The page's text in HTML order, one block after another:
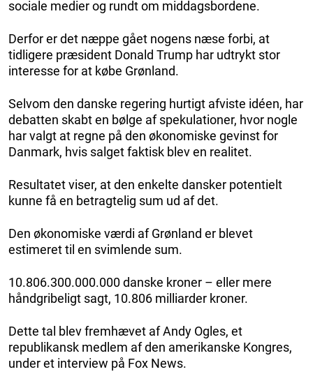
sociale medier og rundt om middagsbordene.
Derfor er det næppe gået nogens næse forbi, at
tidligere præsident Donald Trump har udtrykt stor
interesse for at købe Grønland.
Selvom den danske regering hurtigt afviste idéen, har
debatten skabt en bølge af spekulationer, hvor nogle
har valgt at regne på den økonomiske gevinst for
Danmark, hvis salget faktisk blev en realitet.
Resultatet viser, at den enkelte dansker potentielt
kunne få en betragtelig sum ud af det.
Den økonomiske værdi af Grønland er blevet
estimeret til en svimlende sum.
10.806.300.000.000 danske kroner – eller mere
håndgribeligt sagt, 10.806 milliarder kroner.
Dette tal blev fremhævet af Andy Ogles, et
republikansk medlem af den amerikanske Kongres,
under et interview på Fox News.